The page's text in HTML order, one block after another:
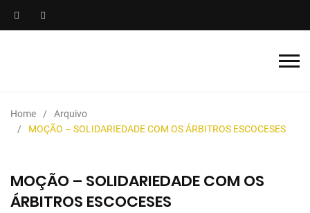
Home
Arquivo
MOÇÃO – SOLIDARIEDADE COM OS ÁRBITROS ESCOCESES
MOÇÃO – SOLIDARIEDADE COM OS
ÁRBITROS ESCOCESES